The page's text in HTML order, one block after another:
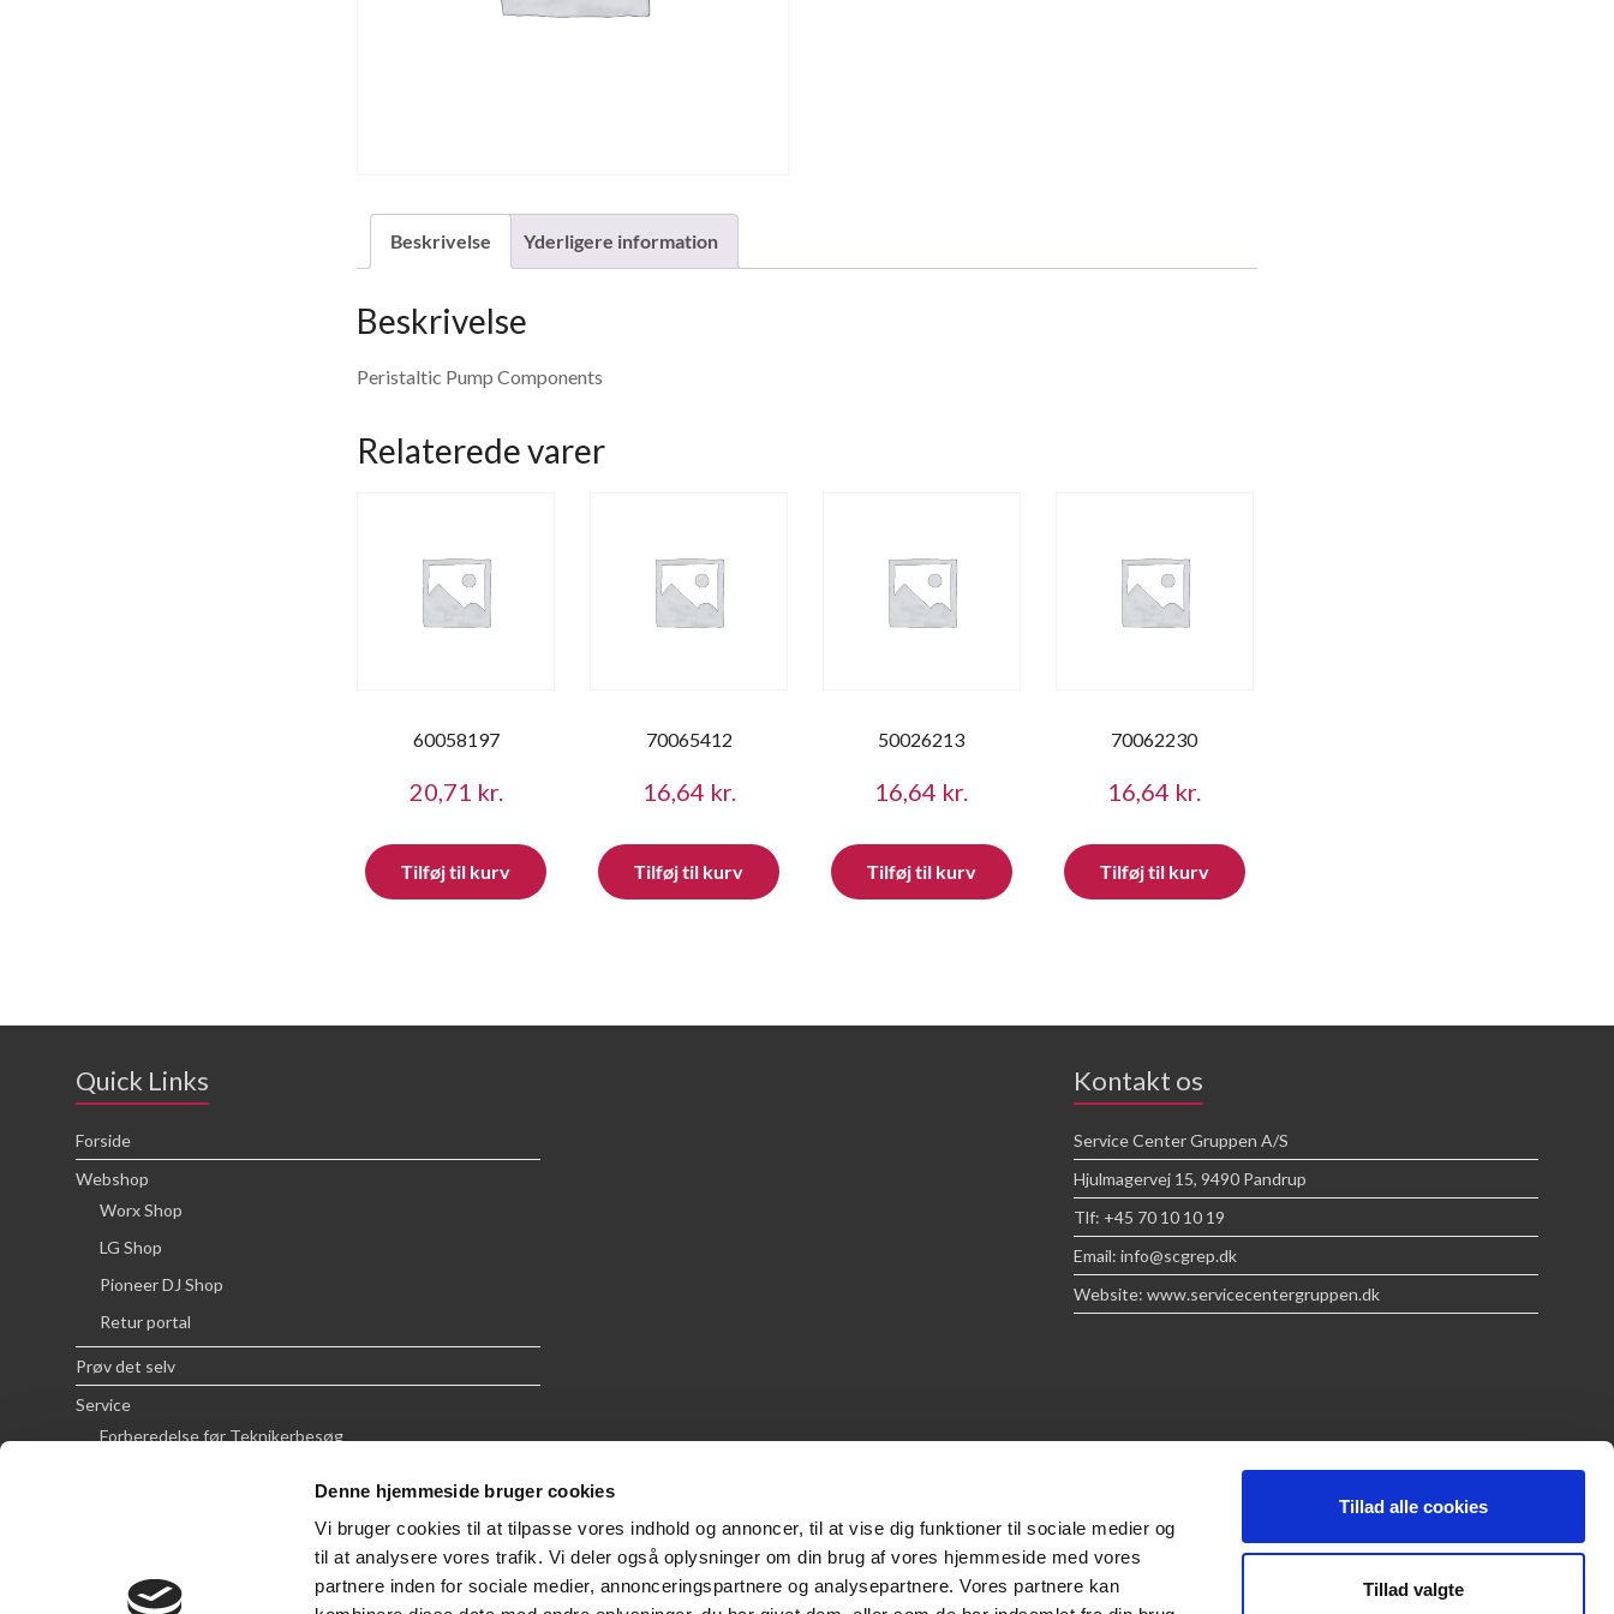
Denne hjemmeside bruger cookies
Vi bruger cookies til at tilpasse vores indhold og annoncer, til at vise dig funktioner til sociale medier og
til at analysere vores trafik. Vi deler også oplysninger om din brug af vores hjemmeside med vores
partnere inden for sociale medier, annonceringspartnere og analysepartnere. Vores partnere kan
Tillad alle cookies
Tillad valgte
Beskrivelse Yderligere information
Beskrivelse
Peristaltic Pump Components
Relaterede varer
60058197
20,71 kr.
Tilføj til kurv
70065412
16,64 kr.
Tilføj til kurv
50026213
16,64 kr.
Tilføj til kurv
70062230
16,64 kr.
Tilføj til kurv
Quick Links
Forside
Webshop
Worx Shop
LG Shop
Pioneer DJ Shop
Retur portal
Prøv det selv
Service
Forberedelse før Teknikerbesøg
Handelsbetingelser
Kontakt os
Service Center Gruppen A/S
Hjulmagervej 15, 9490 Pandrup
Tlf: +45 70 10 10 19
Email: info@scgrep.dk
Website: www.servicecentergruppen.dk